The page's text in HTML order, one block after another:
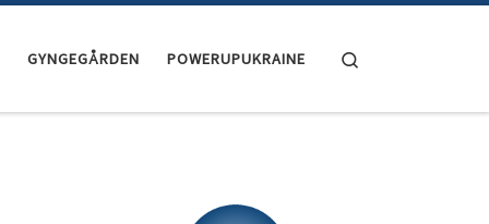
GYNGEGÅRDEN POWERUPUKRAINE